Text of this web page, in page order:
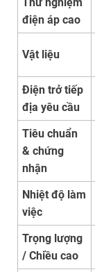
điện áp cao
Vật liệu
Điện trở tiếp
địa yêu cầu
Tiêu chuẩn
& chứng
nhận
Nhiệt độ làm
việc
Trọng lượng
/ Chiều cao